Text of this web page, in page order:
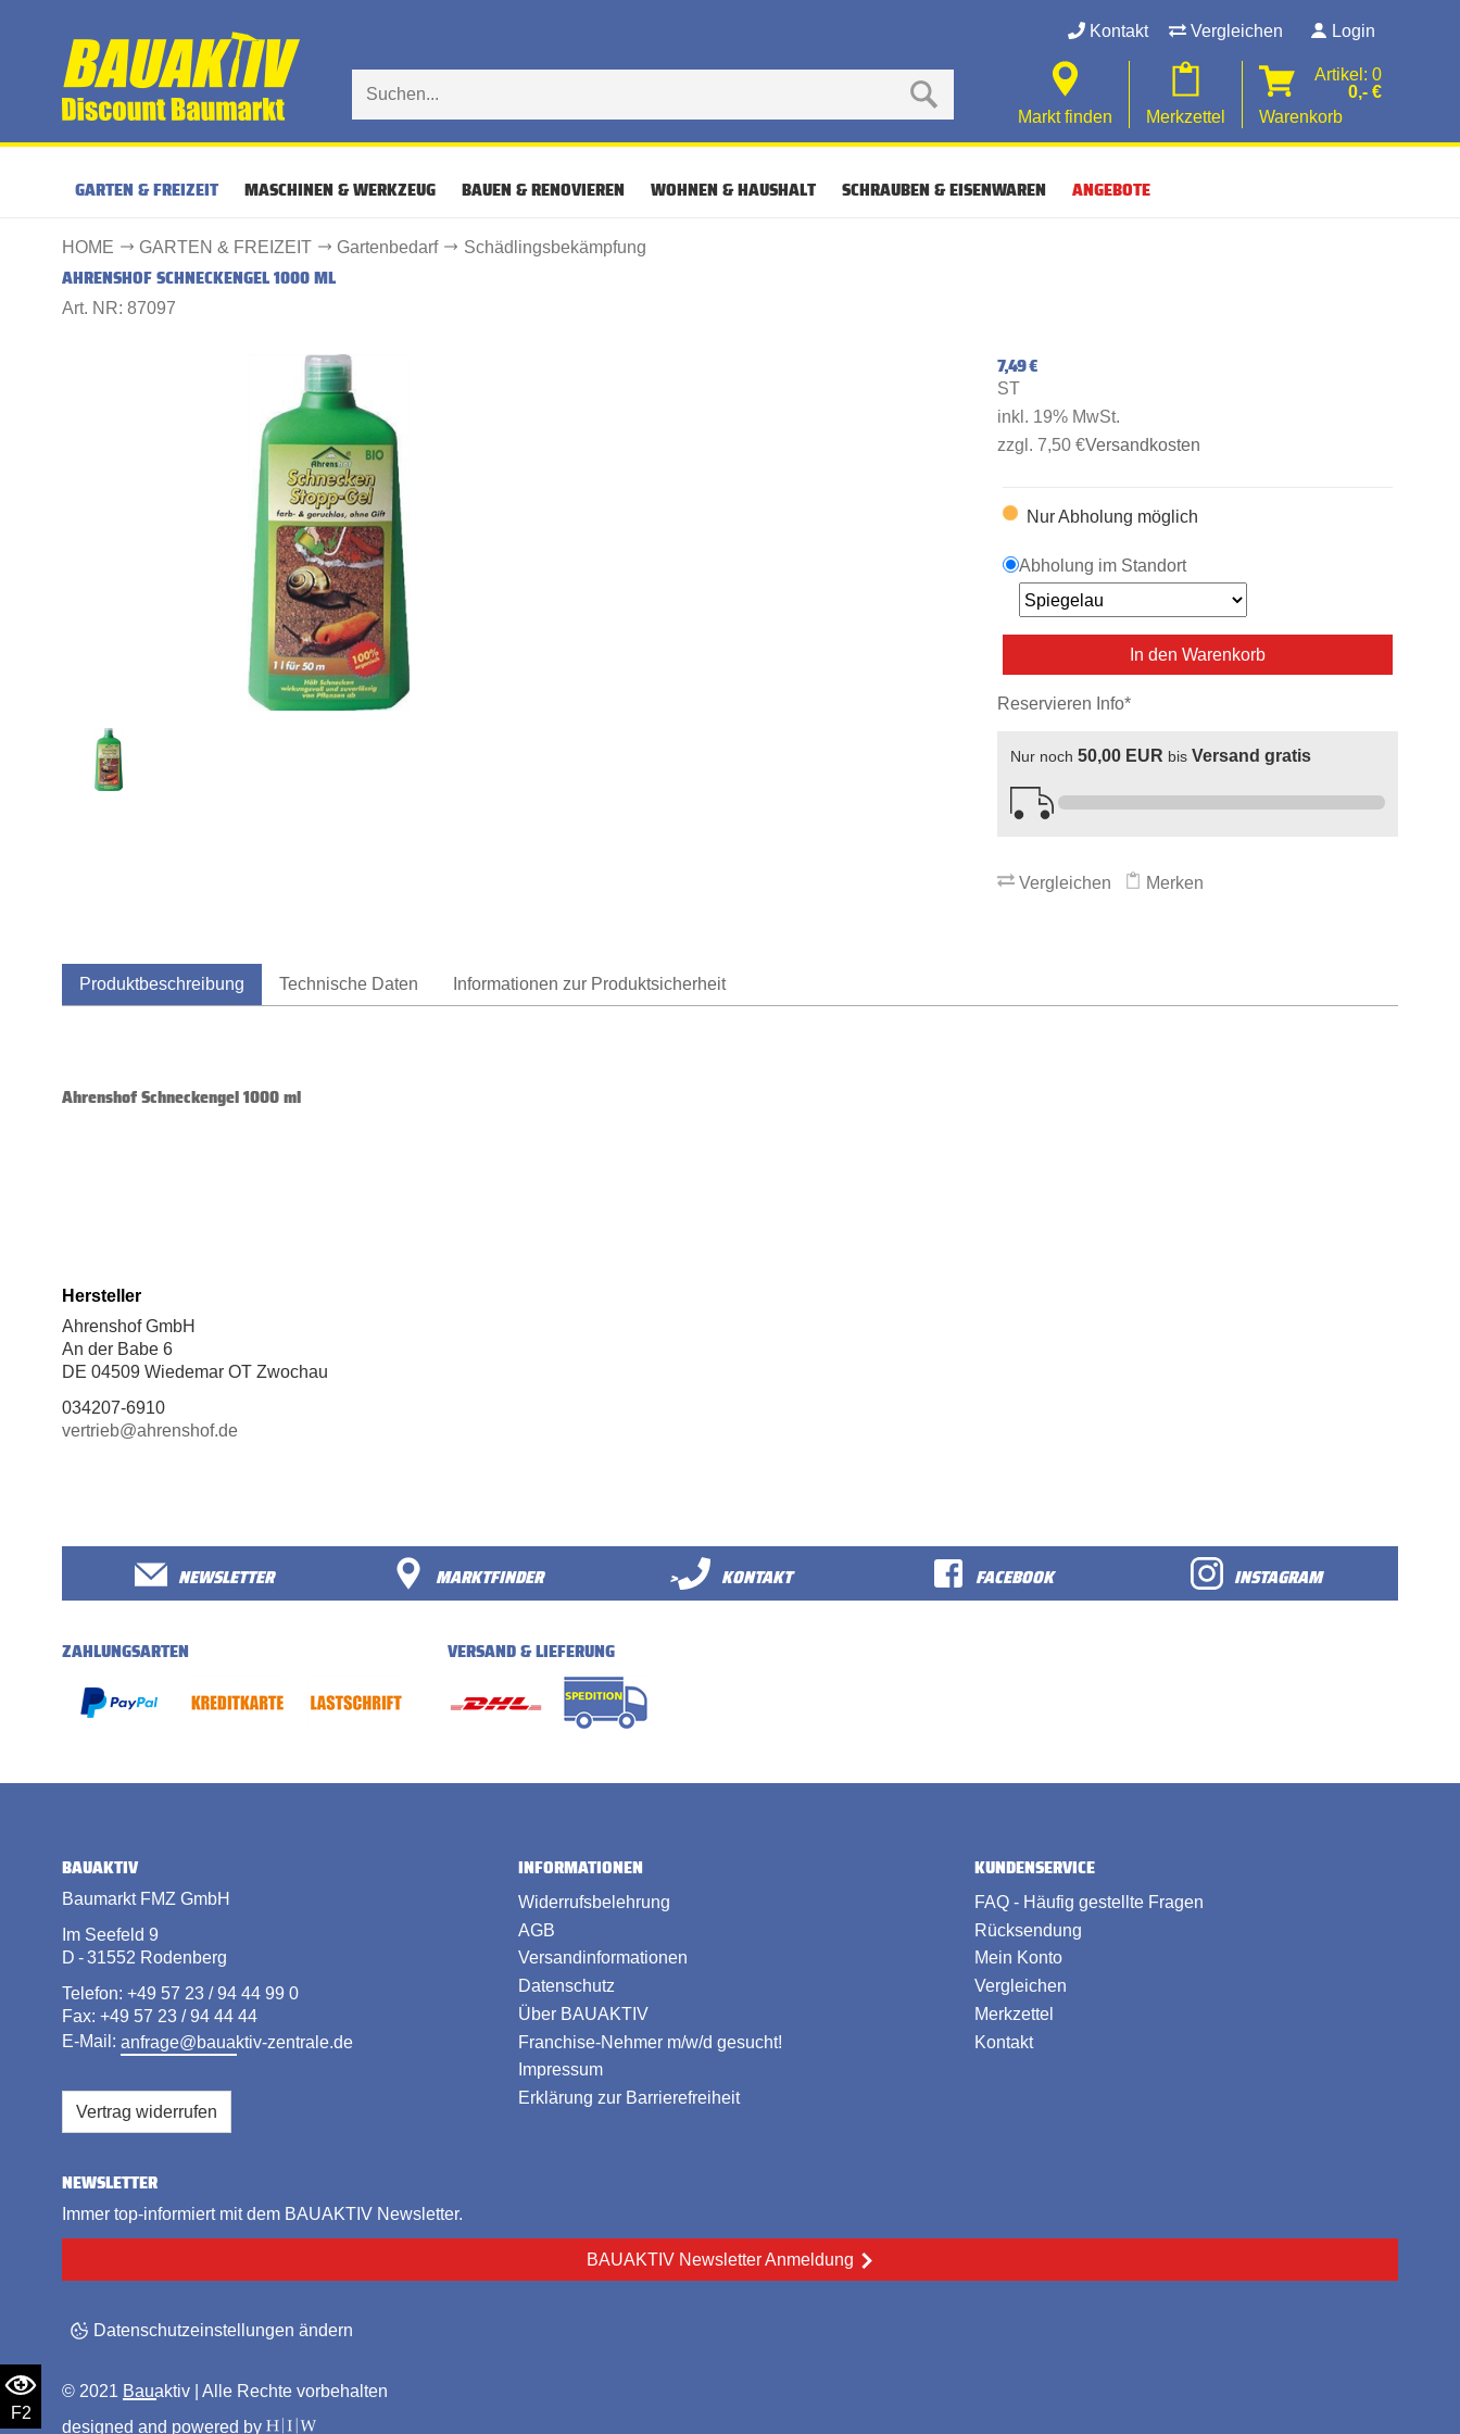
F2
Kontakt Vergleichen Login
Markt finden Merkzettel
Artikel: 0
0,- €
Warenkorb
GARTEN & FREIZEIT MASCHINEN & WERKZEUG BAUEN & RENOVIEREN WOHNEN & HAUSHALT SCHRAUBEN & EISENWAREN ANGEBOTE
HOME GARTEN & FREIZEIT Gartenbedarf Schädlingsbekämpfung
AHRENSHOF SCHNECKENGEL 1000 ML
Art. NR: 87097
7,49 €
ST
inkl. 19% MwSt.
zzgl. 7,50 €Versandkosten
Nur Abholung möglich
Abholung im Standort
In den Warenkorb
Reservieren Info*
Nur noch 50,00 EUR bis Versand gratis
Vergleichen Merken
Produktbeschreibung Technische Daten Informationen zur Produktsicherheit
Ahrenshof Schneckengel 1000 ml
Hersteller
Ahrenshof GmbH
An der Babe 6
DE 04509 Wiedemar OT Zwochau
034207-6910
vertrieb@ahrenshof.de
NEWSLETTER MARKTFINDER > KONTAKT FACEBOOK INSTAGRAM
ZAHLUNGSARTEN VERSAND & LIEFERUNG
BAUAKTIV
Baumarkt FMZ GmbH
Im Seefeld 9
D - 31552 Rodenberg
Telefon: +49 57 23 / 94 44 99 0
Fax: +49 57 23 / 94 44 44
E-Mail: anfrage@bauaktiv-zentrale.de
Vertrag widerrufen
INFORMATIONEN
Widerrufsbelehrung
AGB
Versandinformationen
Datenschutz
Über BAUAKTIV
Franchise-Nehmer m/w/d gesucht!
Impressum
Erklärung zur Barrierefreiheit
KUNDENSERVICE
FAQ - Häufig gestellte Fragen
Rücksendung
Mein Konto
Vergleichen
Merkzettel
Kontakt
NEWSLETTER
Immer top-informiert mit dem BAUAKTIV Newsletter.
BAUAKTIV Newsletter Anmeldung
Datenschutzeinstellungen ändern
© 2021 Bauaktiv | Alle Rechte vorbehalten
designed and powered by